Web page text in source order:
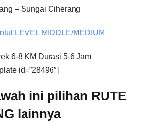
– Sungai Ciherang
LEVEL MIDDLE/MEDIUM
6-8 KM Durasi 5-6 Jam
id=”28496″]
ini pilihan RUTE
lainnya